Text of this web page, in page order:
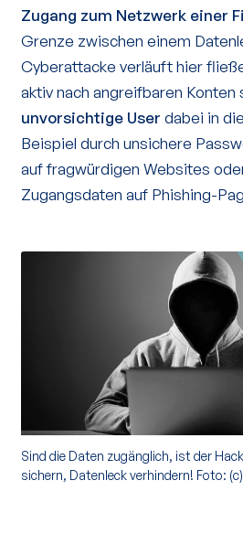
Zugang zum Netzwerk einer
Grenze zwischen einem
Cyberattacke verläuft hier
aktiv nach angreifbaren Konten
unvorsichtige User dabei in
Beispiel durch unsichere
auf fragwürdigen Websites
Zugangsdaten auf Phishing-
Sind die Daten zugänglich, ist der
sichern, Datenleck verhindern! Foto: